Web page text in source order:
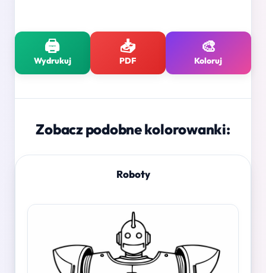
🖨️
Wydrukuj
📥
PDF
🎨
Koloruj
Zobacz podobne kolorowanki:
Roboty